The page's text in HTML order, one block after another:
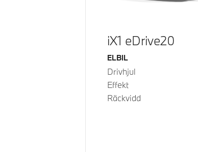
iX1 eDrive20
Bränsle
ELBIL
Drivhjul
Effekt
Räckvidd